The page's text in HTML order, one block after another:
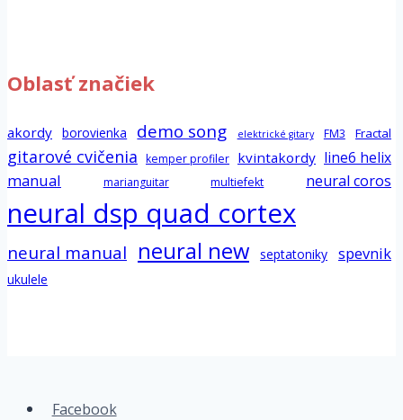
Oblasť značiek
akordy borovienka demo song elektrické gitary FM3 Fractal
gitarové cvičenia kemper profiler kvintakordy line6 helix
manual marianguitar multiefekt neural coros
neural dsp quad cortex
neural manual neural new septatoniky spevnik
ukulele
Facebook